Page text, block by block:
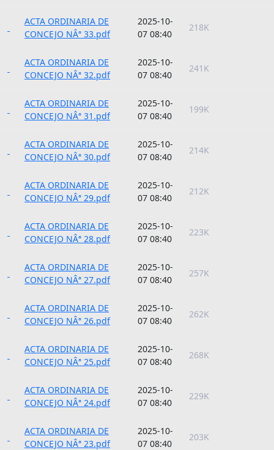
ACTA ORDINARIA DE
CONCEJO NÂª 33.pdf
2025-10-
07 08:40
218K
ACTA ORDINARIA DE
CONCEJO NÂª 32.pdf
2025-10-
07 08:40
241K
ACTA ORDINARIA DE
CONCEJO NÂª 31.pdf
2025-10-
07 08:40
199K
ACTA ORDINARIA DE
CONCEJO NÂª 30.pdf
2025-10-
07 08:40
214K
ACTA ORDINARIA DE
CONCEJO NÂª 29.pdf
2025-10-
07 08:40
212K
ACTA ORDINARIA DE
CONCEJO NÂª 28.pdf
2025-10-
07 08:40
223K
ACTA ORDINARIA DE
CONCEJO NÂª 27.pdf
2025-10-
07 08:40
257K
ACTA ORDINARIA DE
CONCEJO NÂª 26.pdf
2025-10-
07 08:40
262K
ACTA ORDINARIA DE
CONCEJO NÂª 25.pdf
2025-10-
07 08:40
268K
ACTA ORDINARIA DE
CONCEJO NÂª 24.pdf
2025-10-
07 08:40
229K
ACTA ORDINARIA DE
CONCEJO NÂª 23.pdf
2025-10-
07 08:40
203K